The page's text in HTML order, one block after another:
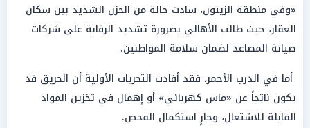
«وفي منطقة الزيتون، سادت حالة من الحزن الشديد بين سكان
العقار، حيث طالب الأهالي بضرورة تشديد الرقابة على شركات
صيانة المصاعد لضمان سلامة المواطنين.
أما في الدرب الأحمر، فقد أفادت التحريات الأولية أن الحريق قد
يكون ناتجاً عن «ماس كهربائي» أو إهمال في تخزين المواد
القابلة للاشتعال، وجارٍ استكمال الفحص.